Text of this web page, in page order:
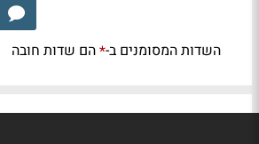
השדות המסומנים ב-*הם שדות חובה